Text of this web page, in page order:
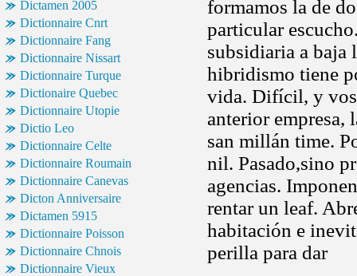
Dictamen 2005
Dictionnaire Cnrt
Dictionnaire Fang
Dictionnaire Nissart
Dictionnaire Turque
Dictionaire Quebec
Dictionnaire Utopie
Dictio Leo
Dictionnaire Celte
Dictionnaire Roumain
Dictionnaire Canevas
Dicton Anniversaire
Dictamen 5915
Dictionnaire Poisson
Dictionnaire Chnois
Dictionnaire Vieux
formamos la de
particular
subsidiaria a baja
hibridismo tiene
vida. Difícil, y
anterior empresa,
san millán time.
nil. Pasado,sino
agencias.
rentar un leaf.
habitación e
perilla para dar